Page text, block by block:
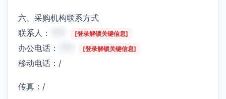
六、采购机构联系方式
联系人：
[登录解锁关键信息]
办公电话： [登录解锁关键信息]
移动电话：/
传真：/